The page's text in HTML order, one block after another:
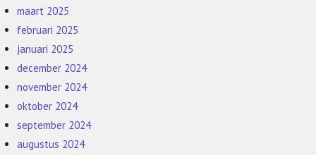
maart 2025
februari 2025
januari 2025
december 2024
november 2024
oktober 2024
september 2024
augustus 2024